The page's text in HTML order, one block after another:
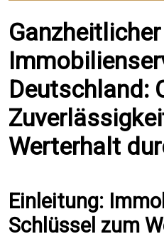
Ganzheitlicher
Deutschland:
Werterhalt
Einleitung:
Schlüssel zum